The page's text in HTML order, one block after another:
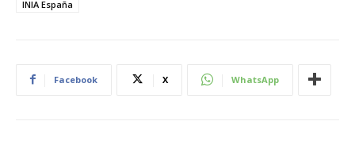
INIA España
Facebook X WhatsApp